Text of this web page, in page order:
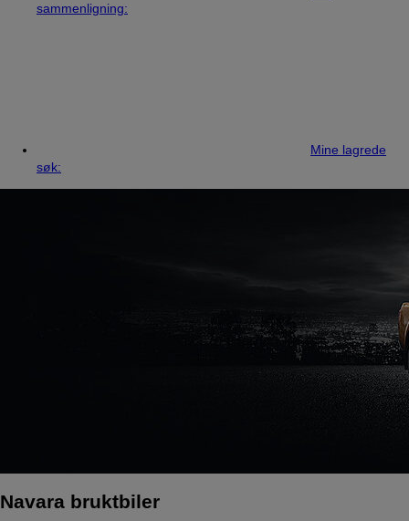
sammenligning:
Mine lagrede
søk:
Navara bruktbiler